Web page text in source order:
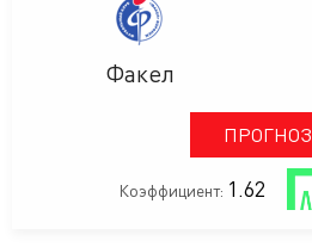
Факел
ПРОГНОЗ
Коэффициент: 1.62